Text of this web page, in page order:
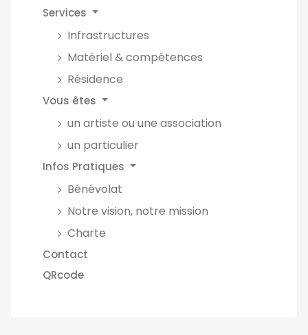
Services
Infrastructures
Matériel & compétences
Résidence
Vous êtes
un artiste ou une association
un particulier
Infos Pratiques
Bénévolat
Notre vision, notre mission
Charte
Contact
QRcode